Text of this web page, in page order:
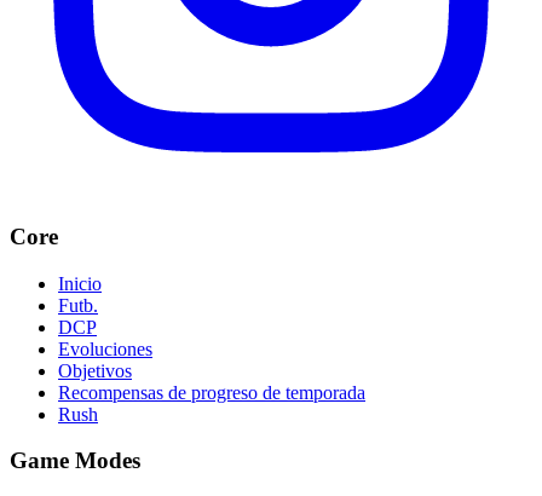
Core
Inicio
Futb.
DCP
Evoluciones
Objetivos
Recompensas de progreso de temporada
Rush
Game Modes